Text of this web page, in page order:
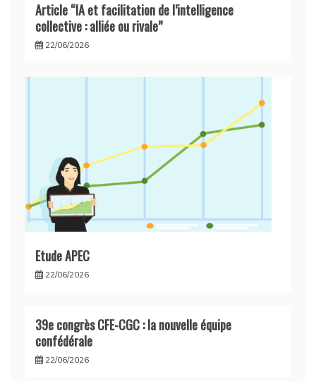
Article “IA et facilitation de l’intelligence
collective : alliée ou rivale”
22/06/2026
Etude APEC
22/06/2026
39e congrès CFE-CGC : la nouvelle équipe
confédérale
22/06/2026